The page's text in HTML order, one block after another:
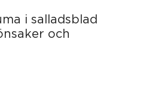
i salladsblad
och